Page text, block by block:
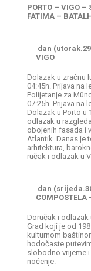
PORTO – VIGO –
FATIMA –
dan
VIGO
Dolazak u zračnu
04:45h. Prijava na
Polijetanje za
07:25h. Prijava na
Dolazak u Porto
odlazak u
obojenih fasada i
Atlantik. Danas je
arhitektura,
ručak i odlazak u
dan
COMPOSTELA
Doručak i
Grad koji je od
kulturnom
hodočaste
slobodno vrijeme i
noćenje.